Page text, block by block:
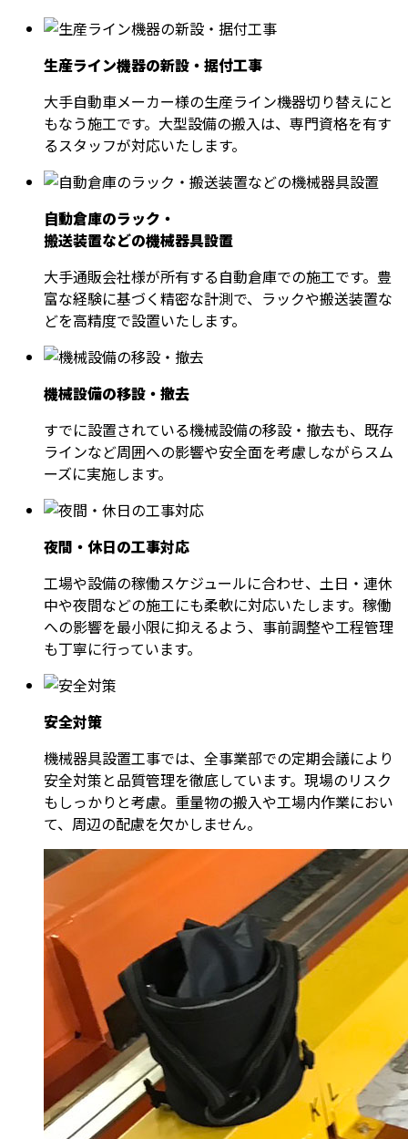
生産ライン機器の新設・据付工事
大手自動車メーカー様の生産ライン機器切り替えにと
もなう施工です。大型設備の搬入は、専門資格を有す
るスタッフが対応いたします。
自動倉庫のラック・
搬送装置などの機械器具設置
大手通販会社様が所有する自動倉庫での施工です。豊
富な経験に基づく精密な計測で、ラックや搬送装置な
どを高精度で設置いたします。
機械設備の移設・撤去
すでに設置されている機械設備の移設・撤去も、既存
ラインなど周囲への影響や安全面を考慮しながらスム
ーズに実施します。
夜間・休日の工事対応
工場や設備の稼働スケジュールに合わせ、土日・連休
中や夜間などの施工にも柔軟に対応いたします。稼働
への影響を最小限に抑えるよう、事前調整や工程管理
も丁寧に行っています。
安全対策
機械器具設置工事では、全事業部での定期会議により
安全対策と品質管理を徹底しています。現場のリスク
もしっかりと考慮。重量物の搬入や工場内作業におい
て、周辺の配慮を欠かしません。